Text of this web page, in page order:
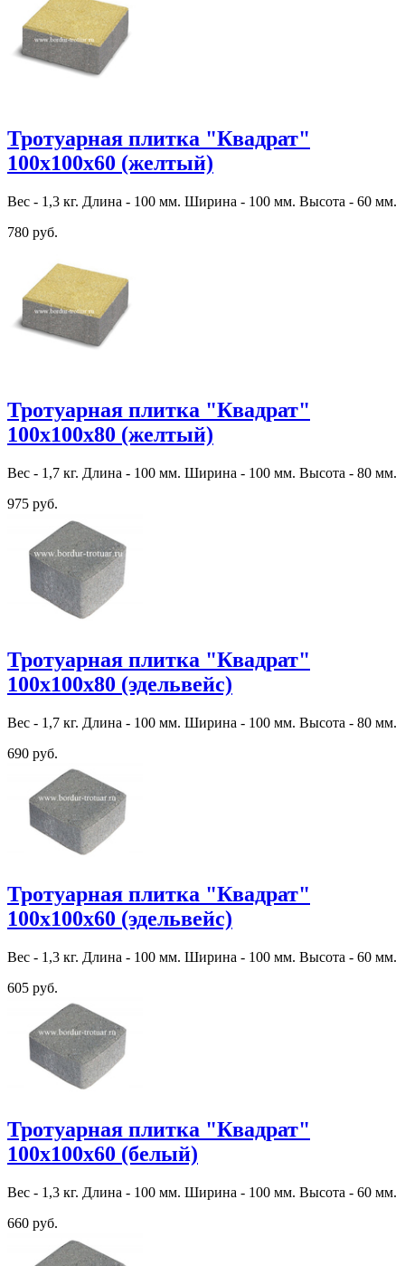
Тротуарная плитка "Квадрат"
100х100х60 (желтый)
Вес - 1,3 кг. Длина - 100 мм. Ширина - 100 мм. Высота - 60 мм.
780 руб.
Тротуарная плитка "Квадрат"
100х100х80 (желтый)
Вес - 1,7 кг. Длина - 100 мм. Ширина - 100 мм. Высота - 80 мм.
975 руб.
Тротуарная плитка "Квадрат"
100х100х80 (эдельвейс)
Вес - 1,7 кг. Длина - 100 мм. Ширина - 100 мм. Высота - 80 мм.
690 руб.
Тротуарная плитка "Квадрат"
100х100х60 (эдельвейс)
Вес - 1,3 кг. Длина - 100 мм. Ширина - 100 мм. Высота - 60 мм.
605 руб.
Тротуарная плитка "Квадрат"
100х100х60 (белый)
Вес - 1,3 кг. Длина - 100 мм. Ширина - 100 мм. Высота - 60 мм.
660 руб.